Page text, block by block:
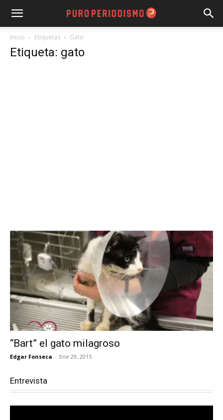
Inicio Etiquetas Gato
Etiqueta: gato
“Bart” el gato milagroso
Edgar Fonseca - Ene 29, 2015
Entrevista